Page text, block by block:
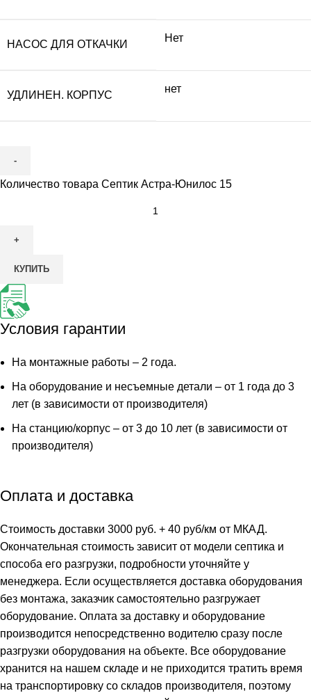
НАСОС ДЛЯ ОТКАЧКИ
Нет
УДЛИНЕН. КОРПУС
нет
Количество товара Септик Астра-Юнилос 15
КУПИТЬ
Условия гарантии
На монтажные работы – 2 года.
На оборудование и несъемные детали – от 1 года до 3
лет (в зависимости от производителя)
На станцию/корпус – от 3 до 10 лет (в зависимости от
производителя)
Оплата и доставка
Стоимость доставки 3000 руб. + 40 руб/км от МКАД.
Окончательная стоимость зависит от модели септика и
способа его разгрузки, подробности уточняйте у
менеджера. Если осуществляется доставка оборудования
без монтажа, заказчик самостоятельно разгружает
оборудование. Оплата за доставку и оборудование
производится непосредственно водителю сразу после
разгрузки оборудования на объекте. Все оборудование
хранится на нашем складе и не приходится тратить время
на транспортировку со складов производителя, поэтому